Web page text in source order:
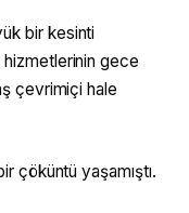
bir kesinti
hizmetlerinin gece
çevrimiçi hale
çöküntü yaşamıştı.